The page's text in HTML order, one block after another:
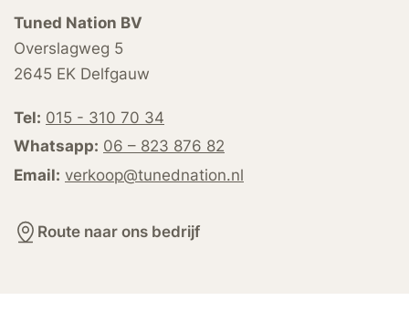
Tuned Nation BV
Overslagweg 5
2645 EK Delfgauw
Tel: 015 - 310 70 34
Whatsapp: 06 – 823 876 82
Email: verkoop@tunednation.nl
Route naar ons bedrijf